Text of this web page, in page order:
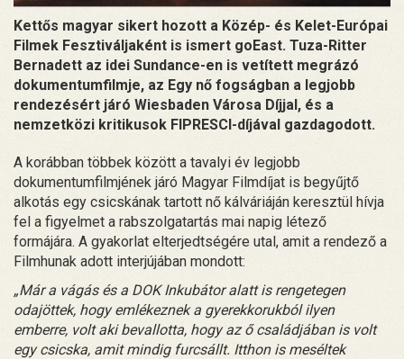
Kettős magyar sikert hozott a Közép- és Kelet-Európai
Filmek Fesztiváljaként is ismert goEast. Tuza-Ritter
Bernadett az idei Sundance-en is vetített megrázó
dokumentumfilmje, az Egy nő fogságban a legjobb
rendezésért járó Wiesbaden Városa Díjjal, és a
nemzetközi kritikusok FIPRESCI-díjával gazdagodott.
A korábban többek között a tavalyi év legjobb
dokumentumfilmjének járó Magyar Filmdíjat is begyűjtő
alkotás egy csicskának tartott nő kálváriáján keresztül hívja
fel a figyelmet a rabszolgatartás mai napig létező
formájára. A gyakorlat elterjedtségére utal, amit a rendező a
Filmhunak adott interjújában mondott:
„Már a vágás és a DOK Inkubátor alatt is rengetegen
odajöttek, hogy emlékeznek a gyerekkorukból ilyen
emberre, volt aki bevallotta, hogy az ő családjában is volt
egy csicska, amit mindig furcsállt. Itthon is meséltek